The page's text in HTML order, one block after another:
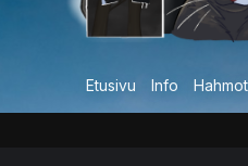
Etusivu Info Hahmot